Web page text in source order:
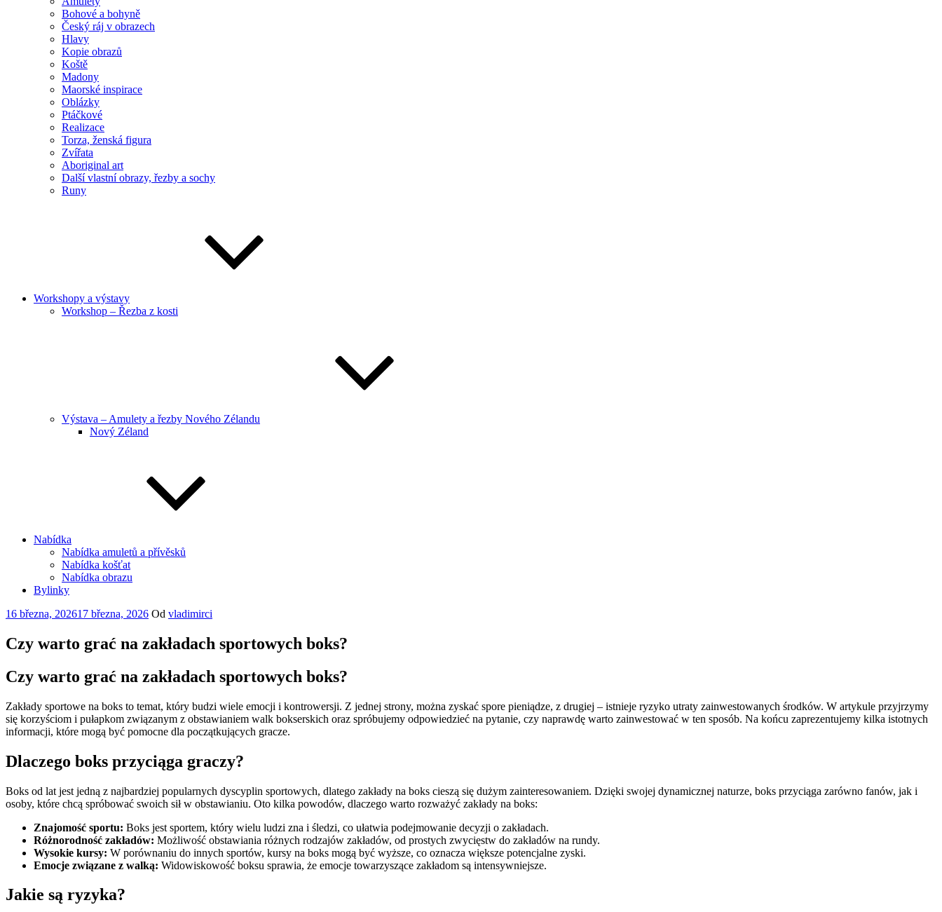
Bohové a bohyně
Český ráj v obrazech
Hlavy
Kopie obrazů
Koště
Madony
Maorské inspirace
Oblázky
Ptáčkové
Realizace
Torza, ženská figura
Zvířata
Aboriginal art
Další vlastní obrazy, řezby a sochy
Runy
Workshopy a výstavy
Workshop – Řezba z kosti
Výstava – Amulety a řezby Nového Zélandu
Nový Zéland
Nabídka
Nabídka amuletů a přívěsků
Nabídka košťat
Nabídka obrazu
Bylinky
Publikováno
16 března, 202617 března, 2026 Od vladimirci
Czy warto grać na zakładach sportowych boks?
Czy warto grać na zakładach sportowych boks?
Zakłady sportowe na boks to temat, który budzi wiele emocji i kontrowersji. Z jednej strony, można zyskać spore pieniądze, z drugiej – istnieje ryzyko utraty zainwestowanych środków. W artykule przyjrzymy
się korzyściom i pułapkom związanym z obstawianiem walk bokserskich oraz spróbujemy odpowiedzieć na pytanie, czy naprawdę warto zainwestować w ten sposób. Na końcu zaprezentujemy kilka istotnych
informacji, które mogą być pomocne dla początkujących gracze.
Dlaczego boks przyciąga graczy?
Boks od lat jest jedną z najbardziej popularnych dyscyplin sportowych, dlatego zakłady na boks cieszą się dużym zainteresowaniem. Dzięki swojej dynamicznej naturze, boks przyciąga zarówno fanów, jak i
osoby, które chcą spróbować swoich sił w obstawianiu. Oto kilka powodów, dlaczego warto rozważyć zakłady na boks:
Znajomość sportu: Boks jest sportem, który wielu ludzi zna i śledzi, co ułatwia podejmowanie decyzji o zakładach.
Różnorodność zakładów: Możliwość obstawiania różnych rodzajów zakładów, od prostych zwycięstw do zakładów na rundy.
Wysokie kursy: W porównaniu do innych sportów, kursy na boks mogą być wyższe, co oznacza większe potencjalne zyski.
Emocje związane z walką: Widowiskowość boksu sprawia, że emocje towarzyszące zakładom są intensywniejsze.
Jakie są ryzyka?